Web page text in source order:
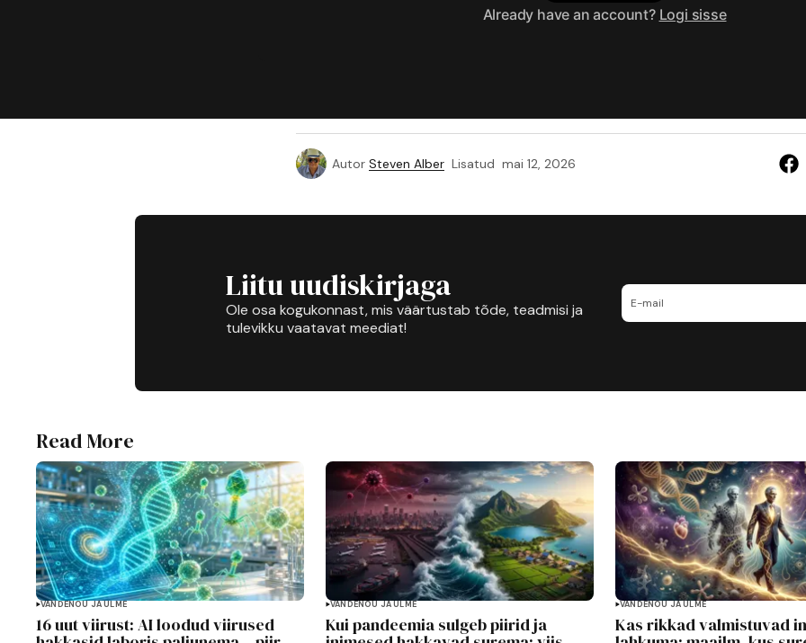
Already have an account? Logi sisse
Autor Steven Alber Lisatud mai 12, 2026
Liitu uudiskirjaga
Ole osa kogukonnast, mis väärtustab tõde, teadmisi ja
tulevikku vaatavat meediat!
Read More
VANDENÕU JA ULME
16 uut viirust: AI loodud viirused
VANDENÕU JA ULME
Kui pandeemia sulgeb piirid ja
VANDENÕU JA ULME
Kas rikkad valmistuvad